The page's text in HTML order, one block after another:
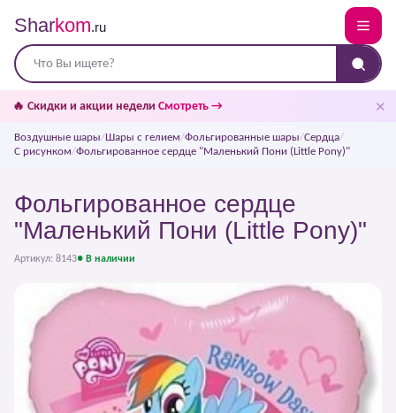
Sharkom.ru
🔥 Скидки и акции недели Смотреть → ✕
Воздушные шары/Шары с гелием/Фольгированные шары/Сердца/
С рисунком/Фольгированное сердце "Маленький Пони (Little Pony)"
Фольгированное сердце
"Маленький Пони (Little Pony)"
Артикул: 8143● В наличии